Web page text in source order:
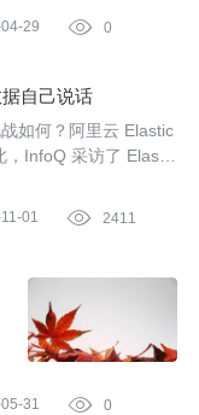
29  0
自己说话
如何？阿里云 Elastic
InfoQ 采访了 Elastic
01  2411
31  0